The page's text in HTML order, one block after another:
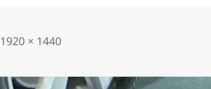
Originalgröße
1920 × 1440